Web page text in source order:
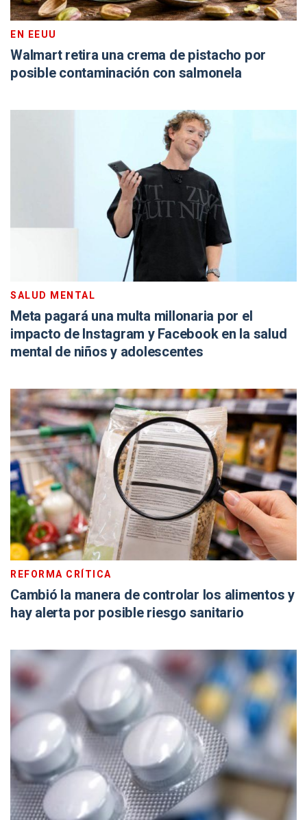
EN EEUU
Walmart retira una crema de pistacho por
posible contaminación con salmonela
SALUD MENTAL
Meta pagará una multa millonaria por el
impacto de Instagram y Facebook en la salud
mental de niños y adolescentes
REFORMA CRÍTICA
Cambió la manera de controlar los alimentos y
hay alerta por posible riesgo sanitario